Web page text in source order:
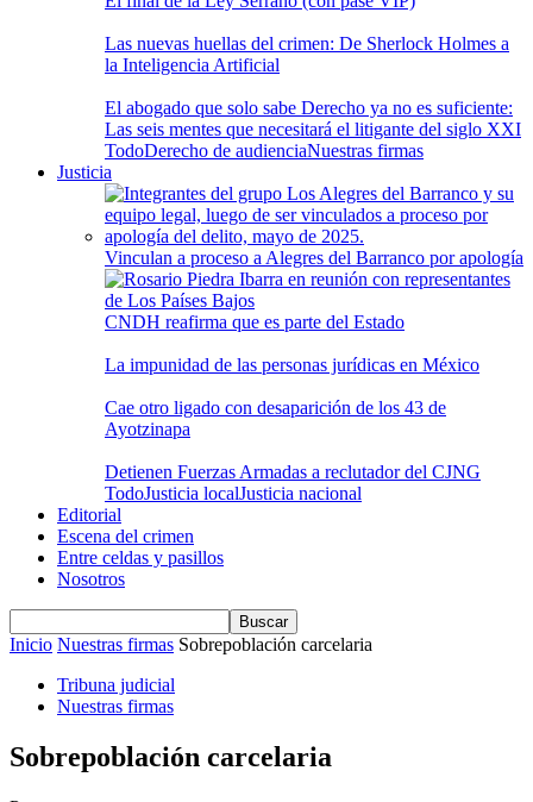
Las nuevas huellas del crimen: De Sherlock Holmes a
la Inteligencia Artificial
El abogado que solo sabe Derecho ya no es suficiente:
Las seis mentes que necesitará el litigante del siglo XXI
TodoDerecho de audienciaNuestras firmas
Justicia
Vinculan a proceso a Alegres del Barranco por apología
CNDH reafirma que es parte del Estado
La impunidad de las personas jurídicas en México
Cae otro ligado con desaparición de los 43 de
Ayotzinapa
Detienen Fuerzas Armadas a reclutador del CJNG
TodoJusticia localJusticia nacional
Editorial
Escena del crimen
Entre celdas y pasillos
Nosotros
Inicio Nuestras firmas Sobrepoblación carcelaria
Tribuna judicial
Nuestras firmas
Sobrepoblación carcelaria